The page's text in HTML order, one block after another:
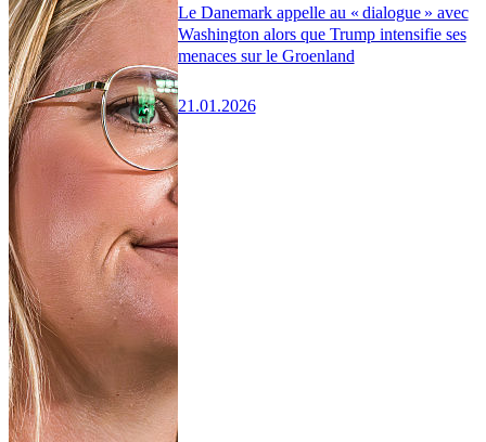
Le Danemark appelle au « dialogue » avec
Washington alors que Trump intensifie ses
menaces sur le Groenland
21.01.2026